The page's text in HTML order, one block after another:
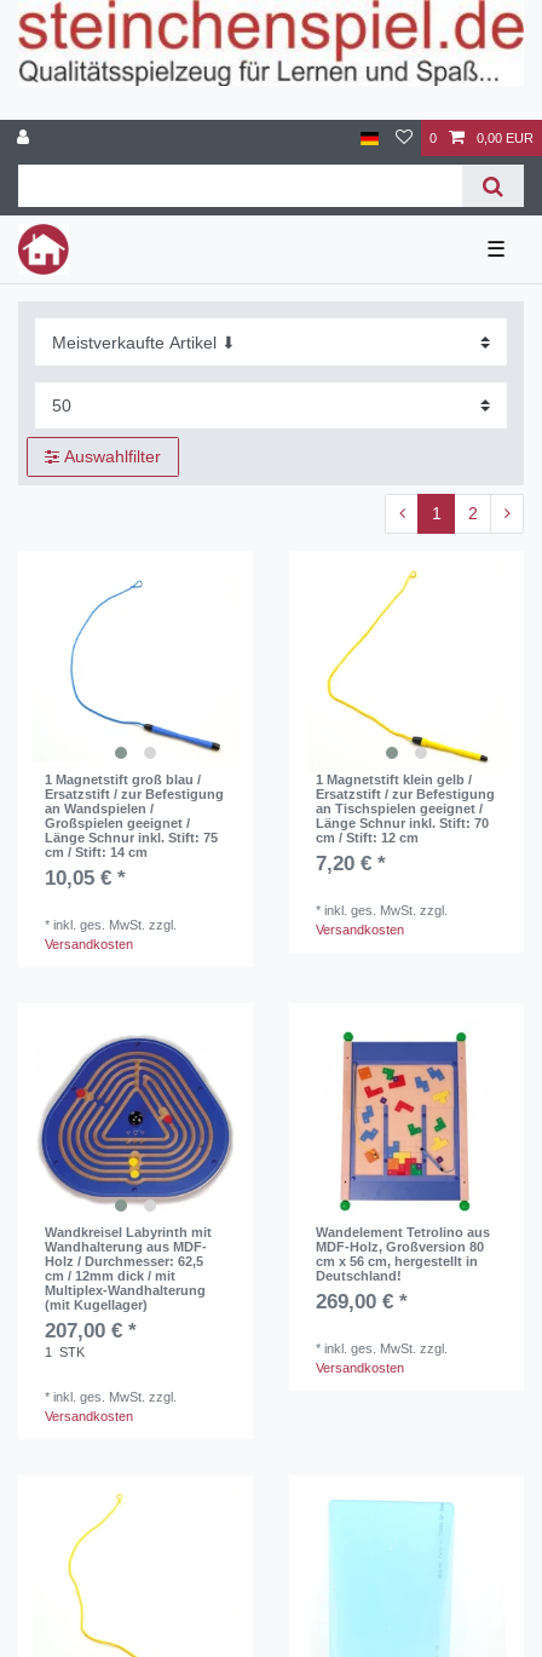
0 0,00 EUR
☰
Auswahlfilter
1 2
1 Magnetstift groß blau /
Ersatzstift / zur Befestigung
an Wandspielen /
Großspielen geeignet /
Länge Schnur inkl. Stift: 75
cm / Stift: 14 cm
10,05 € *
*inkl. ges. MwSt. zzgl.
Versandkosten
1 Magnetstift klein gelb /
Ersatzstift / zur Befestigung
an Tischspielen geeignet /
Länge Schnur inkl. Stift: 70
cm / Stift: 12 cm
7,20 € *
*inkl. ges. MwSt. zzgl.
Versandkosten
Wandkreisel Labyrinth mit
Wandhalterung aus MDF-
Holz / Durchmesser: 62,5
cm / 12mm dick / mit
Multiplex-Wandhalterung
(mit Kugellager)
207,00 € *
1 STK
*inkl. ges. MwSt. zzgl.
Versandkosten
Wandelement Tetrolino aus
MDF-Holz, Großversion 80
cm x 56 cm, hergestellt in
Deutschland!
269,00 € *
*inkl. ges. MwSt. zzgl.
Versandkosten